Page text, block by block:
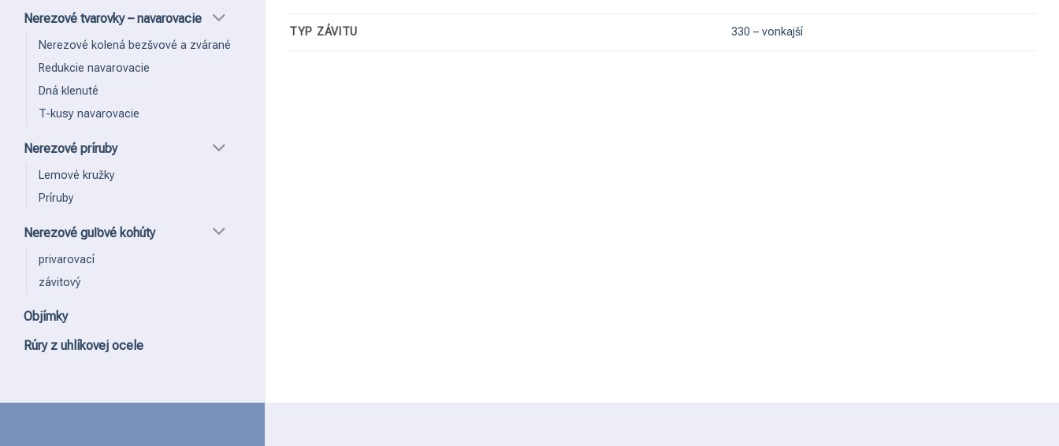
Nerezové tvarovky – navarovacie
Nerezové kolená bezšvové a zvárané
Redukcie navarovacie
Dná klenuté
T-kusy navarovacie
Nerezové príruby
Lemové kružky
Príruby
Nerezové guľové kohúty
privarovací
závitový
Objímky
Rúry z uhlíkovej ocele
TYP ZÁVITU 330 – vonkajší